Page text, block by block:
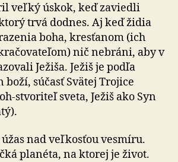
veľký úskok, keď zaviedli
trvá dodnes. Aj keď židia
boha, kresťanom (ich
nič nebráni, aby v
Ježiša. Ježiš je podľa
boží, súčasť Svätej Trojice
stvoriteľ sveta, Ježiš ako Syn
nad veľkosťou vesmíru.
planéta, na ktorej je život.